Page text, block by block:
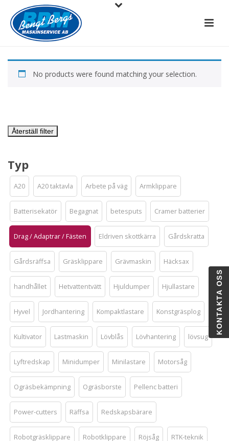
No products were found matching your selection.
Återställ filter
Typ
A20 A20 taktavla Arbete på väg Armklippare
Batterisekatör Begagnat betesputs Cramer batterier
Drag / Adaptrar / Fästen Eldriven skottkärra Gårdskratta
Gårdsräffsa Gräsklippare Grävmaskin Häcksax
handhållet Hetvattentvätt Hjuldumper Hjullastare
Hyvel Jordhantering Kompaktlastare Konstgräsplog
Kultivator Lastmaskin Lövblås Lövhantering lövsug
Lyftredskap Minidumper Minilastare Motorsåg
Ogräsbekämpning Ogräsborste Pellenc batteri
Power-cutters Räffsa Redskapsbärare
Robotgräsklippare Robotklippare Röjsåg RTK-teknik
KONTAKTA OSS